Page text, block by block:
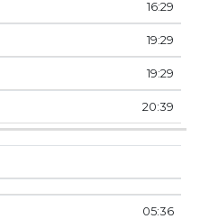
16:29
19:29
19:29
20:39
05:36